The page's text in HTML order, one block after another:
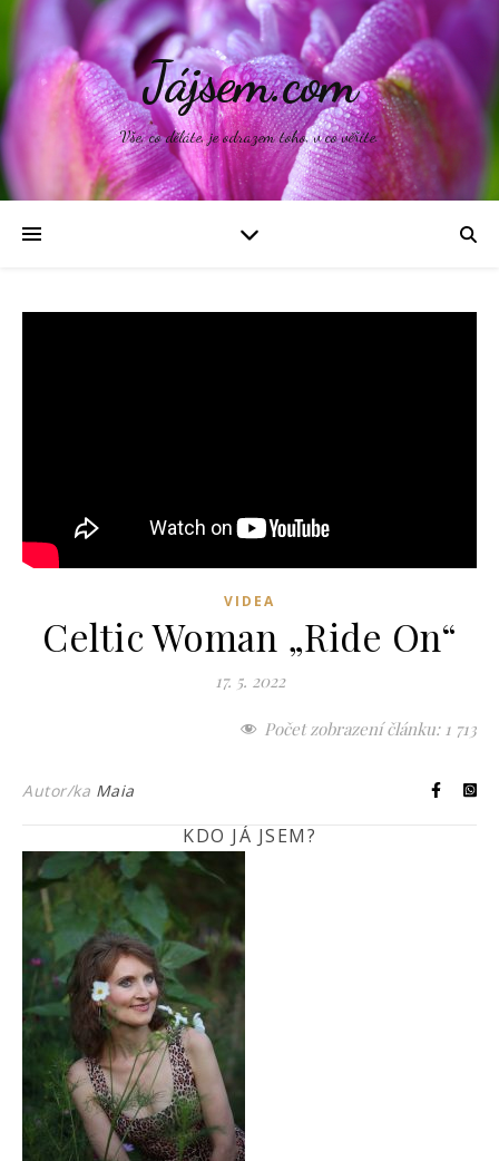
Jájsem.com
Vše, co děláte, je odrazem toho, v co věříte.
VIDEA
Celtic Woman „Ride On“
17. 5. 2022
Počet zobrazení článku: 1 713
Autor/ka Maia
KDO JÁ JSEM?